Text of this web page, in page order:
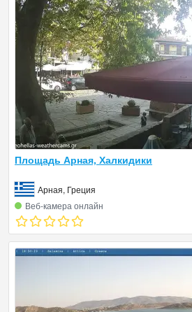
Площадь Арная, Халкидики
Арная, Греция
Веб‑камера онлайн